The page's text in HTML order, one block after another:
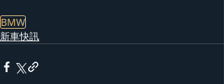
BMW
新車快訊